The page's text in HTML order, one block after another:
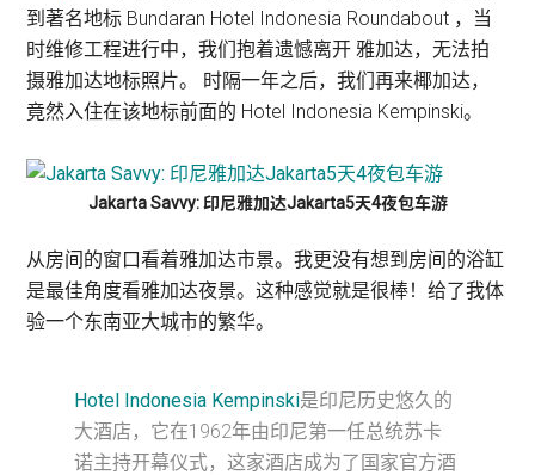
到著名地标 Bundaran Hotel Indonesia Roundabout ，当
时维修工程进行中，我们抱着遗憾离开 雅加达，无法拍
摄雅加达地标照片。 时隔一年之后，我们再来椰加达，
竟然入住在该地标前面的 Hotel Indonesia Kempinski。
Jakarta Savvy: 印尼雅加达Jakarta5天4夜包车游
从房间的窗口看着雅加达市景。我更没有想到房间的浴缸
是最佳角度看雅加达夜景。这种感觉就是很棒！给了我体
验一个东南亚大城市的繁华。
Hotel Indonesia Kempinski是印尼历史悠久的
大酒店，它在1962年由印尼第一任总统苏卡
诺主持开幕仪式，这家酒店成为了国家官方酒